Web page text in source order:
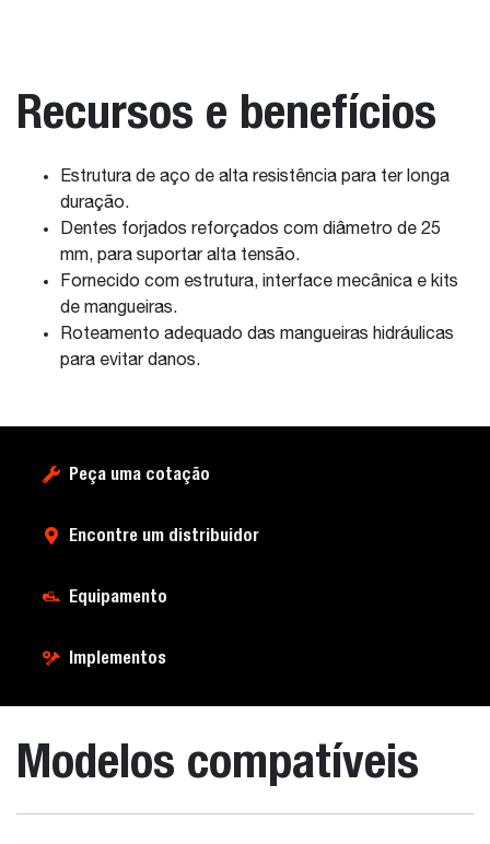
Recursos e benefícios
Estrutura de aço de alta resistência para ter longa
duração.
Dentes forjados reforçados com diâmetro de 25
mm, para suportar alta tensão.
Fornecido com estrutura, interface mecânica e kits
de mangueiras.
Roteamento adequado das mangueiras hidráulicas
para evitar danos.
Peça uma cotação
Encontre um distribuidor
Equipamento
Implementos
Modelos compatíveis